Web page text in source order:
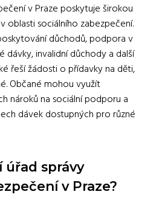
v Praze poskytuje širokou
oblasti sociálního zabezpečení.
důchodů, podpora v
dávky, invalidní důchody a další
řeší žádosti o přídavky na děti,
Občané mohou využít
nároků na sociální podporu a
dávek dostupných pro různé
úřad správy
v Praze?